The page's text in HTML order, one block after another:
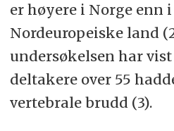
er høyere i Norge enn
Nordeuropeiske land
undersøkelsen har vist
deltakere over 55
vertebrale brudd (3).